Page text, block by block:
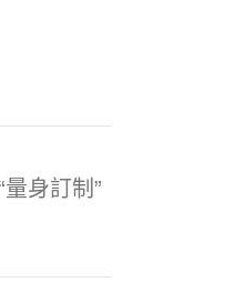
身訂制”